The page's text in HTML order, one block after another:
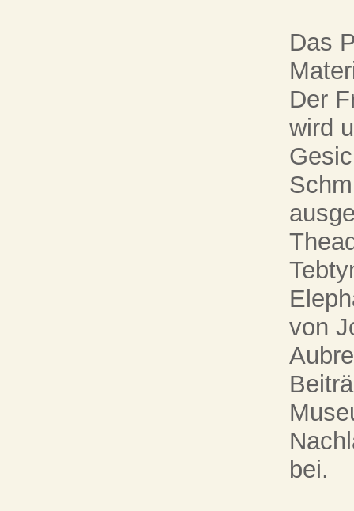
Das
Der
wird
von
bei.